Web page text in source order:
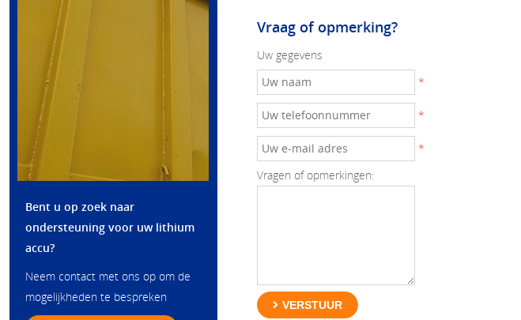
Bent u op zoek naar
ondersteuning voor uw lithium
accu?
Neem contact met ons op om de
mogelijkheden te bespreken
Vraag of opmerking?
Uw gegevens
*
*
*
Vragen of opmerkingen:
VERSTUUR